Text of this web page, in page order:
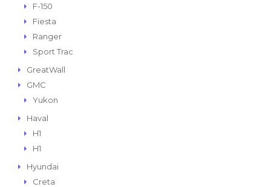
F-150
Fiesta
Ranger
Sport Trac
GreatWall
GMC
Yukon
Haval
H1
H1
Hyundai
Creta